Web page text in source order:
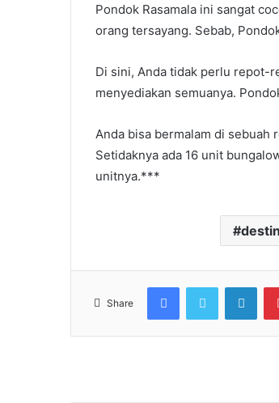
Pondok Rasamala ini sangat
orang tersayang. Sebab,
Di sini, Anda tidak perlu repot-
menyediakan semuanya.
Anda bisa bermalam di
Setidaknya ada 16 unit
unitnya.***
Share
FacebookTwitter